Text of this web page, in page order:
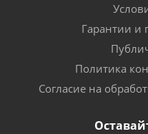
Гарантии и
Политика
Согласие на